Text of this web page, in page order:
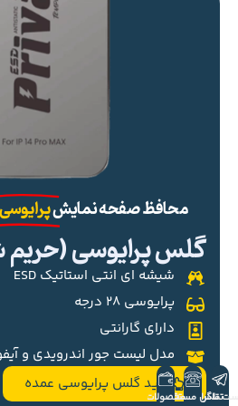
محافظ صفحه نمایشپرایوسی
گلس پرایوسی
شیشه ای انتی استاتیک ESD
پرایوسی ۲۸ درجه
دارای گارانتی
مدل لیست جور اندرویدی و
خرید گلس پرایوسی عمده
تلگرام
تماس مستقیم
محصولات